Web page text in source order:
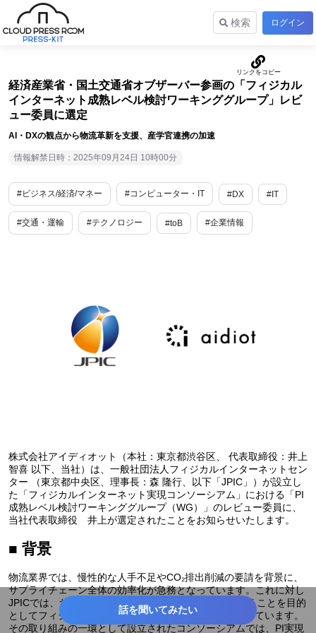
検索 ログイン
経済産業省・国土交通省オブザーバー参画の「フィジカル
インターネット成熟レベル検討ワーキンググループ」レビ
ュー委員に選定
AI・DXの観点から物流革新を支援、産学官連携の加速
情報解禁日時：2025年09月24日 10時00分
#ビジネス/経済/マネー #コンピューター・IT #DX #IT
#交通・運輸 #テクノロジー #toB #企業情報
株式会社アイディオット（本社：東京都渋谷区、 代表取締役：井上
智喜 以下、当社）は、一般社団法人フィジカルインターネットセン
ター （東京都中央区、理事長：森 隆行、以下「JPIC」）が設立し
た「フィジカルインターネット実現コンソーシアム」における「PI
成熟レベル検討ワーキンググループ（WG）」のレビュー委員に、
当社代表取締役 井上が選定されたことをお知らせいたします。
■ 背景
物流業界では、慢性的な人手不足やCO₂排出削減の要請を背景に、
サプライチェーン全体の効率化が急務となっています。これに対し
JPICでは、サプライチェーン全体の生産性を向上させることを目的
としてフィジカルインターネット（PI）の実現を推進しています。
その取り組みの一環として設立されたコンソーシアムでは、PI実現
話を聞いてみたい